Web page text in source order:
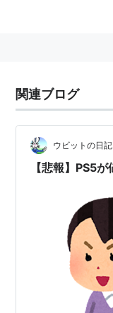
関連ブログ
ウビットの日記
【悲報】PS5